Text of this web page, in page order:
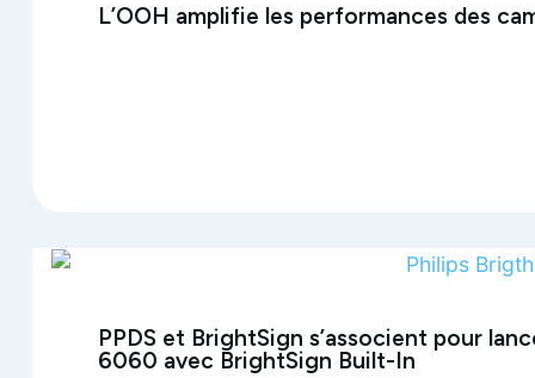
L’OOH amplifie les performances des
PPDS et BrightSign s’associent pour
6060 avec BrightSign Built-In